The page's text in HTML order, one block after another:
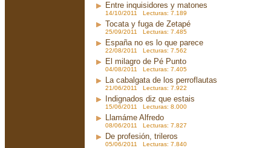
Entre inquisidores y matones
14/10/2011 Lecturas: 7.189
Tocata y fuga de Zetapé
25/09/2011 Lecturas: 7.485
España no es lo que parece
22/08/2011 Lecturas: 7.562
El milagro de Pé Punto
04/08/2011 Lecturas: 7.405
La cabalgata de los perroflautas
21/06/2011 Lecturas: 7.922
Indignados diz que estais
15/06/2011 Lecturas: 8.000
Llamáme Alfredo
08/06/2011 Lecturas: 7.827
De profesión, trileros
05/06/2011 Lecturas: 7.840